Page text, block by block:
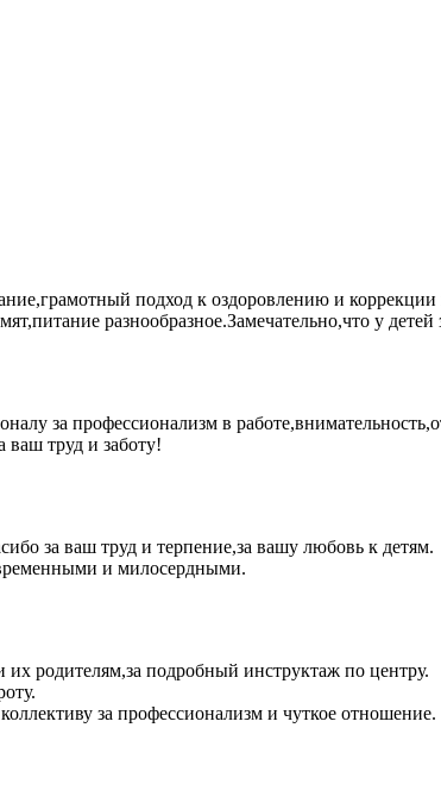
подход к оздоровлению и коррекции
разнообразное.Замечательно,что у детей
за профессионализм в
труд и заботу!
за ваш труд и терпение,за вашу любовь к детям.
и милосердными.
родителям,за подробный инструктаж по центру.
за профессионализм и чуткое отношение.